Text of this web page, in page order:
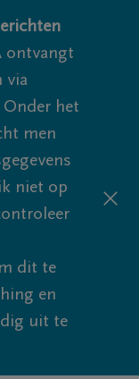
ontvangt
via
Onder het
men
niet op
dit te
en
uit te